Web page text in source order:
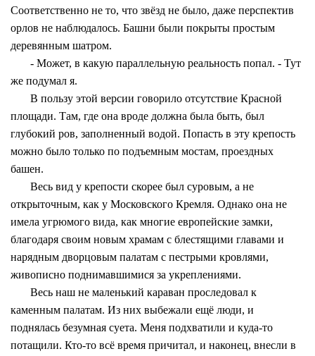
Соответственно не то, что звёзд не было, даже перспектив
орлов не наблюдалось. Башни были покрыты простым
деревянным шатром.
- Может, в какую параллельную реальность попал. - Тут
же подумал я.
В пользу этой версии говорило отсутствие Красной
площади. Там, где она вроде должна была быть, был
глубокий ров, заполненный водой. Попасть в эту крепость
можно было только по подъемным мостам, проездных
башен.
Весь вид у крепости скорее был суровым, а не
открыточным, как у Московского Кремля. Однако она не
имела угрюмого вида, как многие европейские замки,
благодаря своим новым храмам с блестящими главами и
нарядным дворцовым палатам с пестрыми кровлями,
живописно поднимавшимися за укреплениями.
Весь наш не маленький караван проследовал к
каменным палатам. Из них выбежали ещё люди, и
поднялась безумная суета. Меня подхватили и куда-то
потащили. Кто-то всё время причитал, и наконец, внесли в